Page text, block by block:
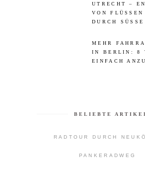
UTRECHT –
VON FLÜSSEN
DURCH SÜSSE
MEHR
IN BERLIN: 8
EINFACH
BELIEBTE
RADTOUR DURCH
PANKERADWEG